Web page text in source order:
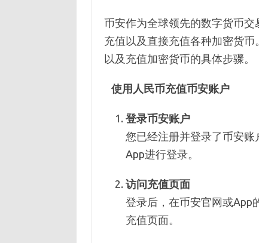
币安作为全球领先的数字货币
充值以及直接充值各种加密货
以及充值加密货币的具体步骤。
使用人民币充值币安账户
登录币安账户
您已经注册并登录了币安
App进行登录。
访问充值页面
登录后，在币安官网或App
充值页面。